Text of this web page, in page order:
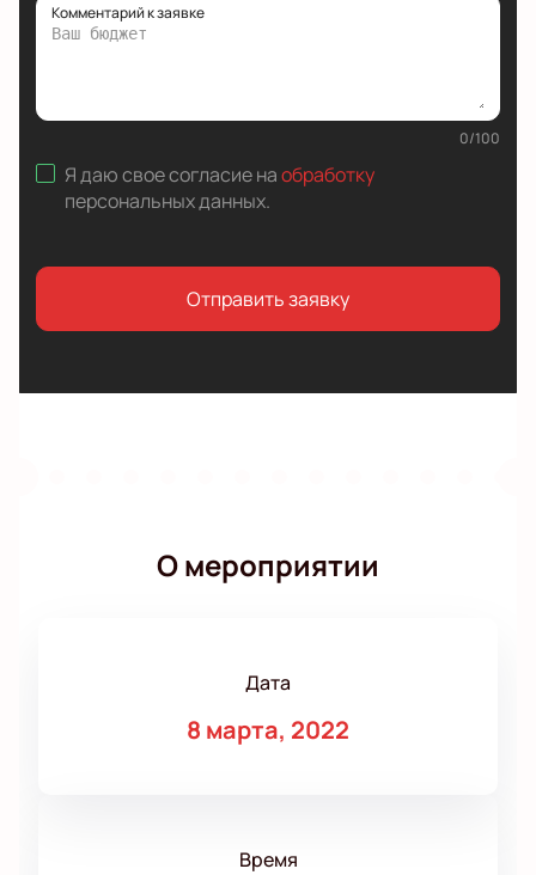
Комментарий к заявке
0/100
Я даю свое согласие наобработку
персональных данных.
Отправить заявку
О мероприятии
Дата
8 марта, 2022
Время